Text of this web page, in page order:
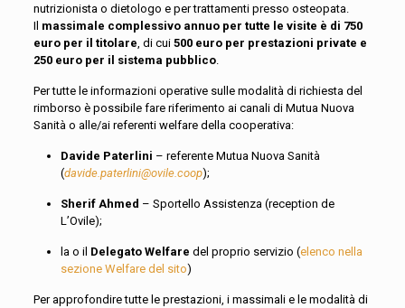
nutrizionista o dietologo e per trattamenti presso osteopata.
Il massimale complessivo annuo per tutte le visite è di 750
euro per il titolare, di cui 500 euro per prestazioni private e
250 euro per il sistema pubblico.
Per tutte le informazioni operative sulle modalità di richiesta del
rimborso è possibile fare riferimento ai canali di Mutua Nuova
Sanità o alle/ai referenti welfare della cooperativa:
Davide Paterlini – referente Mutua Nuova Sanità
(davide.paterlini@ovile.coop);
Sherif Ahmed – Sportello Assistenza (reception de
L’Ovile);
la o il Delegato Welfare del proprio servizio (elenco nella
sezione Welfare del sito)
Per approfondire tutte le prestazioni, i massimali e le modalità di